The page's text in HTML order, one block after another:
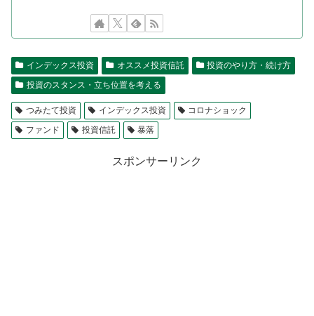
インデックス投資 オススメ投資信託
投資のやり方・続け方
投資のスタンス・立ち位置を考える
つみたて投資 インデックス投資
コロナショック
ファンド
投資信託 暴落
スポンサーリンク